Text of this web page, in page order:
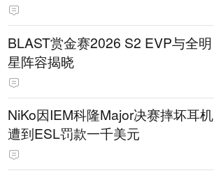
BLAST赏金赛2026 S2 EVP与全明
星阵容揭晓
NiKo因IEM科隆Major决赛摔坏耳机
遭到ESL罚款一千美元